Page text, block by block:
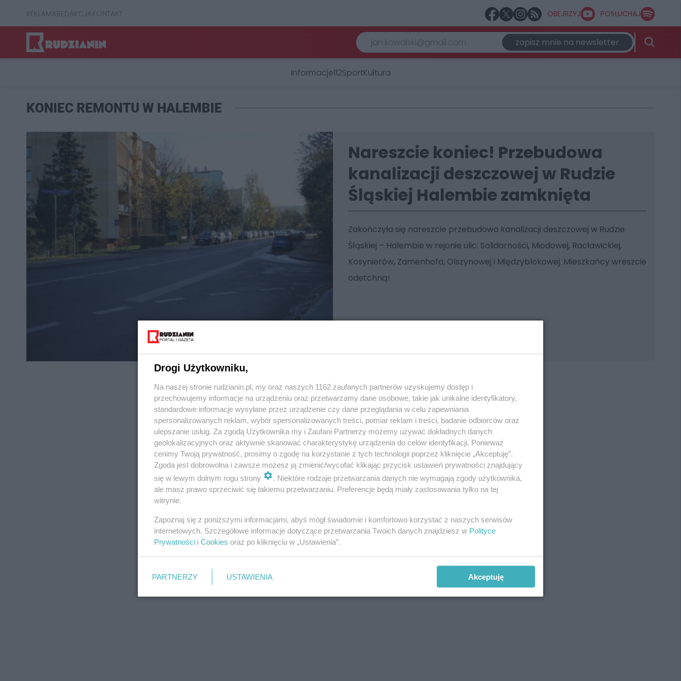
REKLAMAREDAKCJAKONTAKT OBEJRZYJ POSŁUCHAJ
zapisz mnie na newsletter
Informacje112SportKultura
KONIEC REMONTU W HALEMBIE
Nareszcie koniec! Przebudowa
kanalizacji deszczowej w Rudzie
Śląskiej Halembie zamknięta
Zakończyła się nareszcie przebudowa kanalizacji deszczowej w Rudzie
Śląskiej – Halembie w rejonie ulic: Solidarności, Miodowej, Racławickiej,
Kosynierów, Zamenhofa, Olszynowej i Międzyblokowej. Mieszkańcy wreszcie
odetchną!
REKLAMA REKLAMA
Drogi Użytkowniku,
Na naszej stronie rudzianin.pl, my oraz naszych 1162 zaufanych partnerów uzyskujemy dostęp i
przechowujemy informacje na urządzeniu oraz przetwarzamy dane osobowe, takie jak unikalne identyfikatory,
standardowe informacje wysyłane przez urządzenie czy dane przeglądania w celu zapewniania
spersonalizowanych reklam, wybór spersonalizowanych treści, pomiar reklam i treści, badanie odbiorców oraz
ulepszanie usług. Za zgodą Użytkownika my i Zaufani Partnerzy możemy używać dokładnych danych
geolokalizacyjnych oraz aktywnie skanować charakterystykę urządzenia do celów identyfikacji. Ponieważ
cenimy Twoją prywatność, prosimy o zgodę na korzystanie z tych technologii poprzez kliknięcie „Akceptuję”.
Zgoda jest dobrowolna i zawsze możesz ją zmienić/wycofać klikając przycisk ustawień prywatności znajdujący
się w lewym dolnym rogu strony
. Niektóre rodzaje przetwarzania danych nie wymagają zgody użytkownika,
ale masz prawo sprzeciwić się takiemu przetwarzaniu. Preferencje będą miały zastosowania tylko na tej
witrynie.
Zapoznaj się z poniższymi informacjami, abyś mógł świadomie i komfortowo korzystać z naszych serwisów
internetowych. Szczegółowe informacje dotyczące przetwarzania Twoich danych znajdziesz w Polityce
Prywatności i Cookies oraz po kliknięciu w „Ustawienia”.
PARTNERZY USTAWIENIA Akceptuję